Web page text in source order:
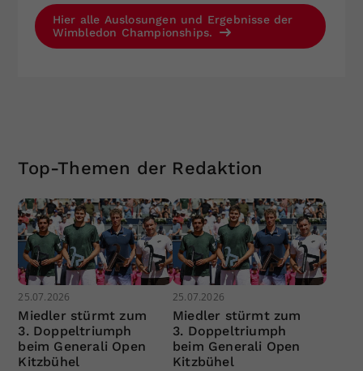
Hier alle Auslosungen und Ergebnisse der
Wimbledon Championships.
Top-Themen der Redaktion
25.07.2026
Miedler stürmt zum
3. Doppeltriumph
beim Generali Open
Kitzbühel
25.07.2026
Miedler stürmt zum
3. Doppeltriumph
beim Generali Open
Kitzbühel